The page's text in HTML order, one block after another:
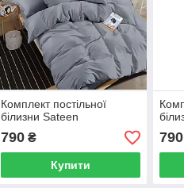
Комплект постільної
білизни Sateen
790₴
Купити
790